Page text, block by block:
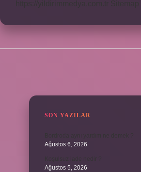
SON YAZILAR
Ağustos 6, 2026
Ağustos 5, 2026